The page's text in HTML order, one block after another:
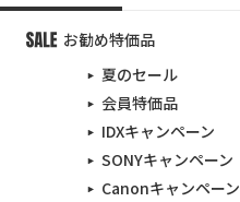
お勧め特価品
夏のセール
会員特価品
IDXキャンペーン
SONYキャンペーン
Canonキャンペーン